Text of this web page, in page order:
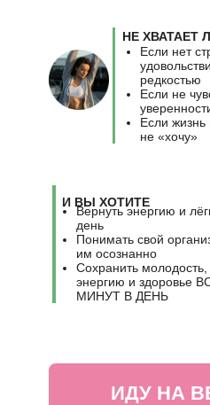
ИДУ НА
НЕ ХВАТАЕТ
Если нет
редкостью
Если не
Если жизнь
не «хочу»
И ВЫ ХОТИТЕ
Вернуть энергию и
день
Понимать свой
им осознанно
Сохранить
энергию и здоровье
МИНУТ В ДЕНЬ
МОИ ЛИЧНЫЕ
ПОДАРКИ